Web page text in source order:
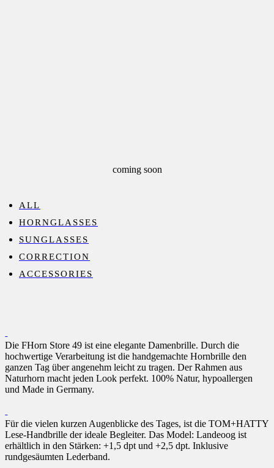
coming soon
ALL
HORNGLASSES
SUNGLASSES
CORRECTION
ACCESSORIES
Die FHorn Store 49 ist eine elegante Damenbrille. Durch die
hochwertige Verarbeitung ist die handgemachte Hornbrille den
ganzen Tag über angenehm leicht zu tragen. Der Rahmen aus
Naturhorn macht jeden Look perfekt. 100% Natur, hypoallergen
und Made in Germany.
Für die vielen kurzen Augenblicke des Tages, ist die TOM+HATTY
Lese-Handbrille der ideale Begleiter. Das Model: Landeoog ist
erhältlich in den Stärken: +1,5 dpt und +2,5 dpt. Inklusive
rundgesäumten Lederband.